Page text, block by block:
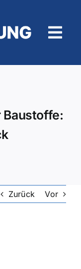
Zurück Vor